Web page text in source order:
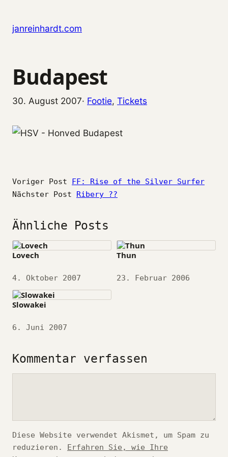
janreinhardt.com
Budapest
30. August 2007· Footie, Tickets
Voriger Post
FF: Rise of the Silver Surfer
Nächster Post
Ribery ??
Ähnliche Posts
Lovech
Datum
4. Oktober 2007
Thun
Datum
23. Februar 2006
Slowakei
Datum
6. Juni 2007
Kommentar verfassen
Diese Website verwendet Akismet, um Spam zu
reduzieren. Erfahren Sie, wie Ihre